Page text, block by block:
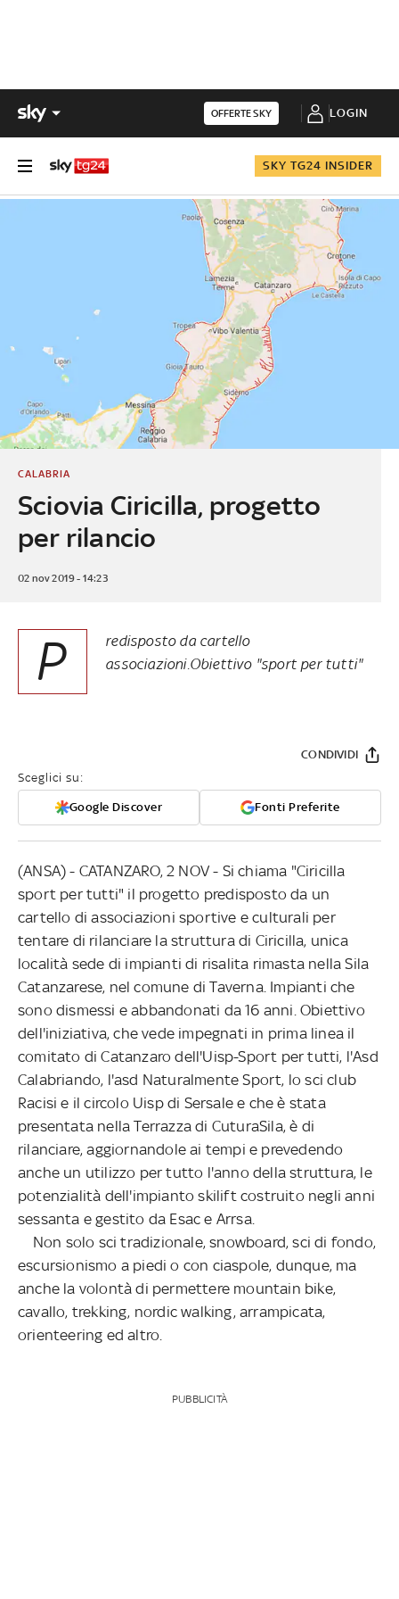
OFFERTE SKY LOGIN
SKY TG24 INSIDER
Sciovia Ciricilla, progetto
per rilancio
CALABRIA
02 nov 2019 - 14:23
P
redisposto da cartello
associazioni.Obiettivo "sport per tutti"
Sceglici su:
Google Discover Fonti Preferite
CONDIVIDI
(ANSA) - CATANZARO, 2 NOV - Si chiama "Ciricilla
sport per tutti" il progetto predisposto da un
cartello di associazioni sportive e culturali per
tentare di rilanciare la struttura di Ciricilla, unica
località sede di impianti di risalita rimasta nella Sila
Catanzarese, nel comune di Taverna. Impianti che
sono dismessi e abbandonati da 16 anni. Obiettivo
dell'iniziativa, che vede impegnati in prima linea il
comitato di Catanzaro dell'Uisp-Sport per tutti, l'Asd
Calabriando, l'asd Naturalmente Sport, lo sci club
Racisi e il circolo Uisp di Sersale e che è stata
presentata nella Terrazza di CuturaSila, è di
rilanciare, aggiornandole ai tempi e prevedendo
anche un utilizzo per tutto l'anno della struttura, le
potenzialità dell'impianto skilift costruito negli anni
sessanta e gestito da Esac e Arrsa.
Non solo sci tradizionale, snowboard, sci di fondo,
escursionismo a piedi o con ciaspole, dunque, ma
anche la volontà di permettere mountain bike,
cavallo, trekking, nordic walking, arrampicata,
orienteering ed altro.
PUBBLICITÀ